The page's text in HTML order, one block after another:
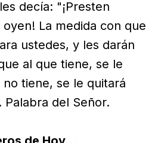
decía: "¡Presten
La medida con que
ustedes, y les darán
al que tiene, se le
tiene, se le quitará
del Señor.